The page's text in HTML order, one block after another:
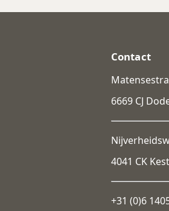
Contact
6669 CJ
4041 CK
+31 (0)6